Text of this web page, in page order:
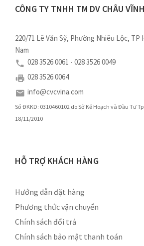
CÔNG TY TNHH TM DV CHÂU
220/71 Lê Văn Sỹ, Phường Nhiêu Lộc, TP
Nam
028 3526 0061 - 028 3526 0049
028 3526 0064
info@cvcvina.com
Số ĐKKD: 0310460102 do Sở Kế Hoạch và Đầu Tư
18/11/2010
HỖ TRỢ KHÁCH HÀNG
Hướng dẫn đặt hàng
Phương thức vận chuyển
Chính sách đổi trả
Chính sách bảo mật thanh toán